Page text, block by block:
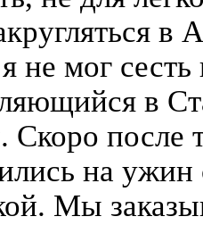
в
не мог
в
Скоро после
на
Мы